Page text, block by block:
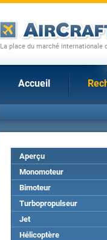
La place du marché internationale
Accueil
Aperçu
Monomoteur
Bimoteur
Turbopropulseur
Jet
Hélicoptère